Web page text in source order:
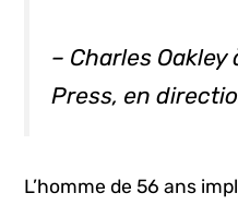
– Charles Oakley
Press, en
L’homme de 56 ans